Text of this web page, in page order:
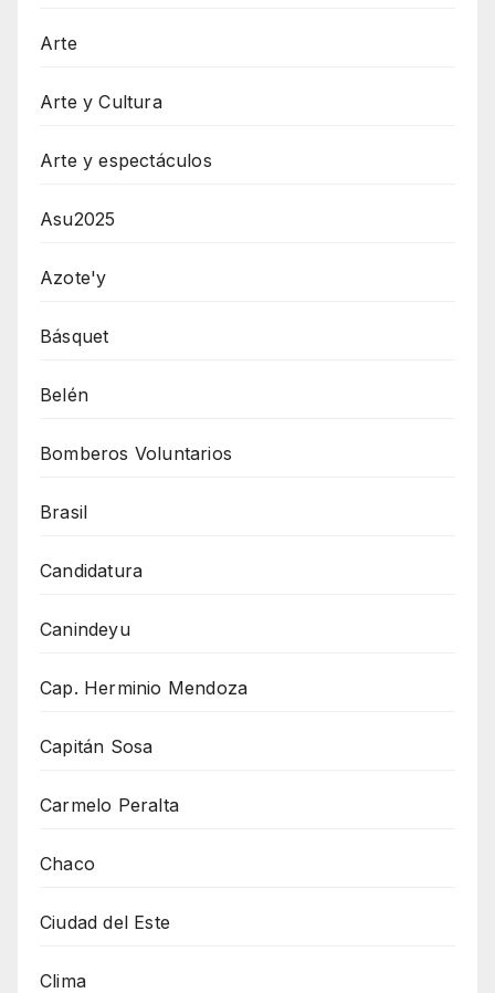
Arte
Arte y Cultura
Arte y espectáculos
Asu2025
Azote'y
Básquet
Belén
Bomberos Voluntarios
Brasil
Candidatura
Canindeyu
Cap. Herminio Mendoza
Capitán Sosa
Carmelo Peralta
Chaco
Ciudad del Este
Clima